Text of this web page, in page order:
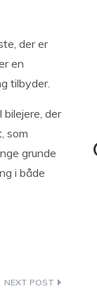
der er
en
tilbyder.
bilejere, der
som
grunde
i både